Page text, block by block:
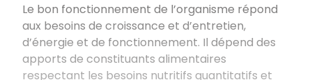
Le bon fonctionnement de l’organisme répond
aux besoins de croissance et d’entretien,
d’énergie et de fonctionnement. Il dépend des
apports de constituants alimentaires
respectant les besoins nutritifs quantitatifs et